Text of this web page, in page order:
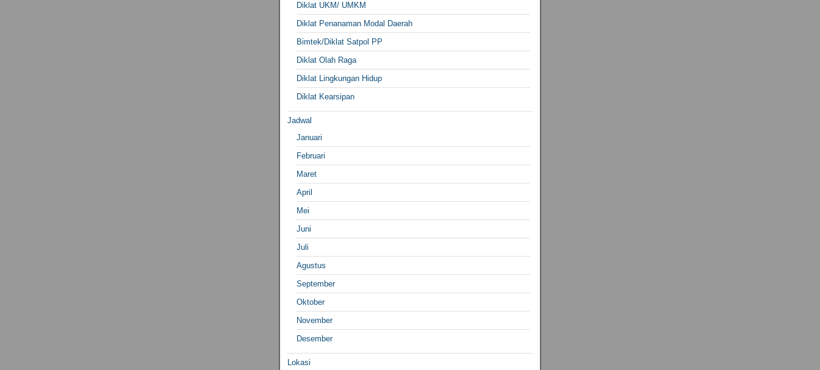
Diklat UKM/ UMKM
Diklat Penanaman Modal Daerah
Bimtek/Diklat Satpol PP
Diklat Olah Raga
Diklat Lingkungan Hidup
Diklat Kearsipan
Jadwal
Januari
Februari
Maret
April
Mei
Juni
Juli
Agustus
September
Oktober
November
Desember
Lokasi